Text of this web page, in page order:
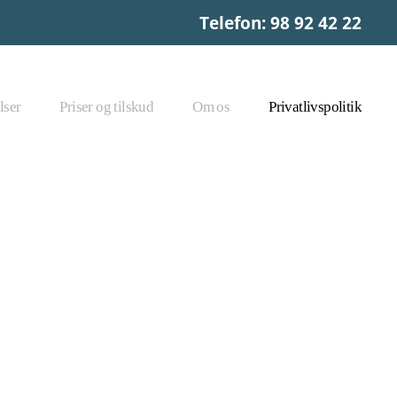
Telefon: 98 92 42 22
Priser og tilskud Om os Privatlivspolitik